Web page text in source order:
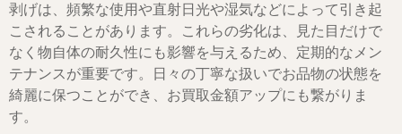
剥げは、頻繁な使用や直射日光や湿気などによって引き起
こされることがあります。これらの劣化は、見た目だけで
なく物自体の耐久性にも影響を与えるため、定期的なメン
テナンスが重要です。日々の丁寧な扱いでお品物の状態を
綺麗に保つことができ、お買取金額アップにも繋がりま
す。